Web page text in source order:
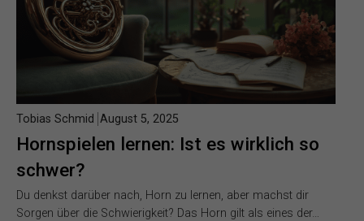
Hornspielen lernen: Ist es wirklich so
schwer?
Tobias Schmid August 5, 2025
Du denkst darüber nach, Horn zu lernen, aber machst dir
Sorgen über die Schwierigkeit? Das Horn gilt als eines der…